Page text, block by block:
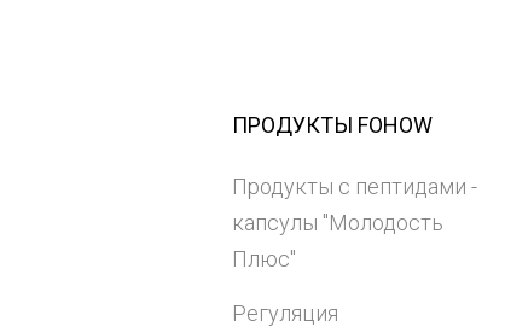
ПРОДУКТЫ FOHOW
Продукты с пептидами -
капсулы "Молодость
Плюс"
Регуляция